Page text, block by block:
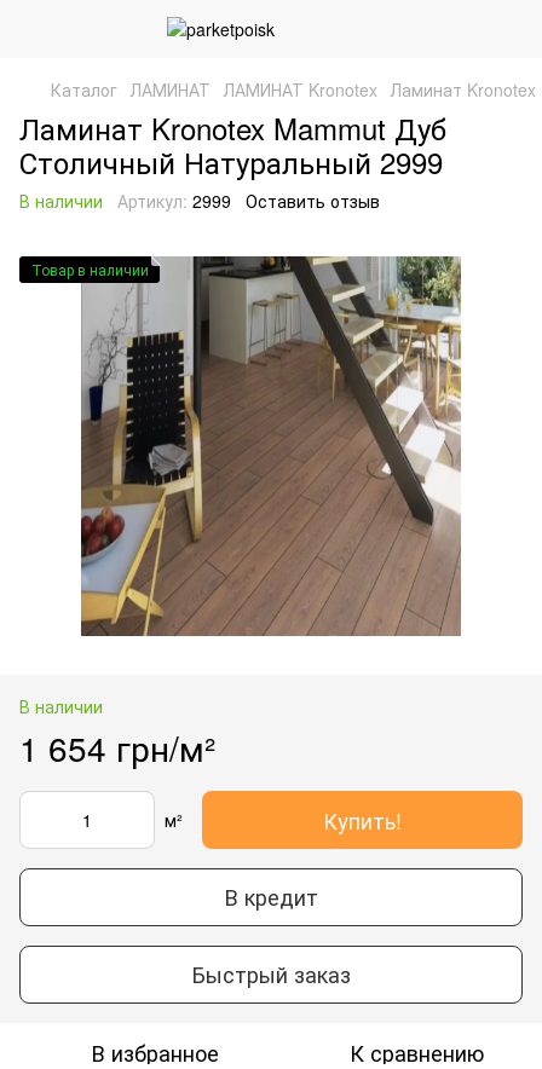
Каталог ЛАМИНАТ ЛАМИНАТ Kronotex Ламинат
Ламинат Kronotex Mammut Дуб
Столичный Натуральный 2999
В наличии Артикул: 2999 Оставить отзыв
Товар в наличии
В наличии
1 654 грн/м²
м² Купить!
В кредит
Быстрый заказ
В избранное К сравнению